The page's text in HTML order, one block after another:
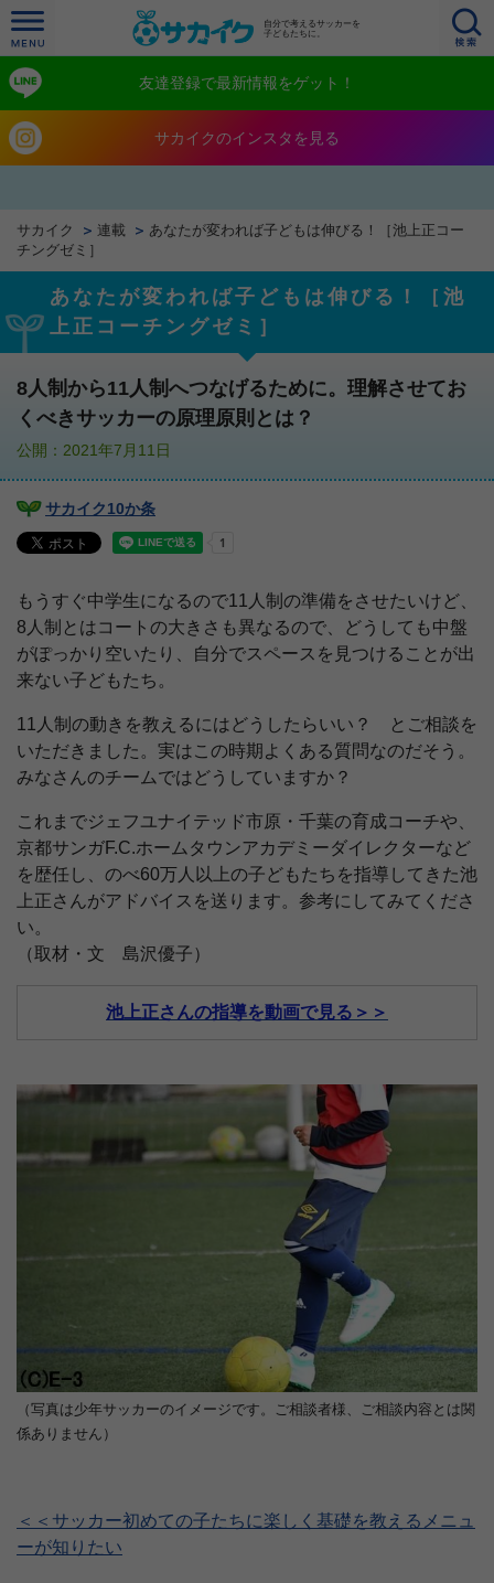
自分で考えるサッカーを
子どもたちに。
友達登録で最新情報をゲット！
サカイクのインスタを見る
サカイク 連載
あなたが変われば子どもは伸びる！［池上正コー
チングゼミ］
あなたが変われば子どもは伸びる！［池
上正コーチングゼミ］
8人制から11人制へつなげるために。理解させてお
くべきサッカーの原理原則とは？
公開：2021年7月11日
サカイク10か条
もうすぐ中学生になるので11人制の準備をさせたいけど、
8人制とはコートの大きさも異なるので、どうしても中盤
がぽっかり空いたり、自分でスペースを見つけることが出
来ない子どもたち。
11人制の動きを教えるにはどうしたらいい？ とご相談を
いただきました。実はこの時期よくある質問なのだそう。
みなさんのチームではどうしていますか？
これまでジェフユナイテッド市原・千葉の育成コーチや、
京都サンガF.C.ホームタウンアカデミーダイレクターなど
を歴任し、のべ60万人以上の子どもたちを指導してきた池
上正さんがアドバイスを送ります。参考にしてみてくださ
い。
（取材・文 島沢優子）
池上正さんの指導を動画で見る＞＞
（写真は少年サッカーのイメージです。ご相談者様、ご相談内容とは関
係ありません）
＜＜サッカー初めての子たちに楽しく基礎を教えるメニュ
ーが知りたい